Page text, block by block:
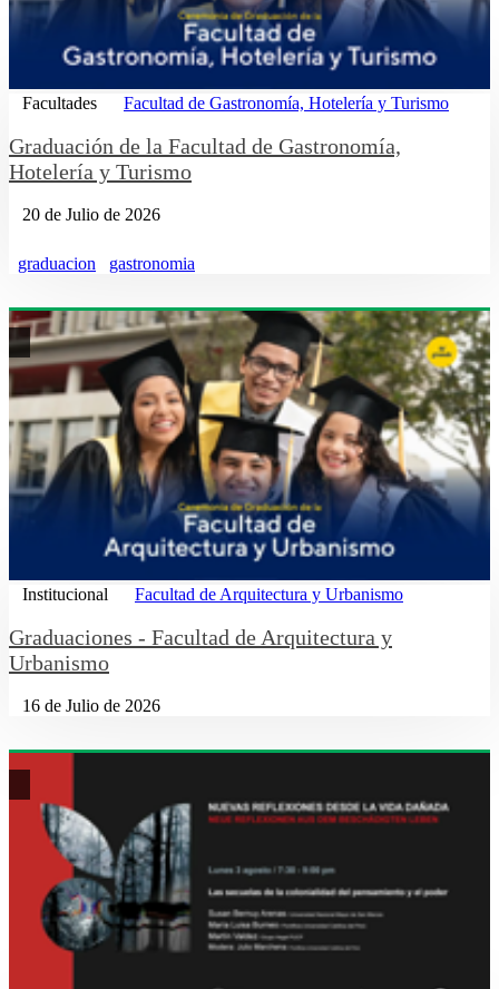
Facultades Facultad de Gastronomía, Hotelería y Turismo
Graduación de la Facultad de Gastronomía,
Hotelería y Turismo
20 de Julio de 2026
graduacion gastronomia
Institucional Facultad de Arquitectura y Urbanismo
Graduaciones - Facultad de Arquitectura y
Urbanismo
16 de Julio de 2026